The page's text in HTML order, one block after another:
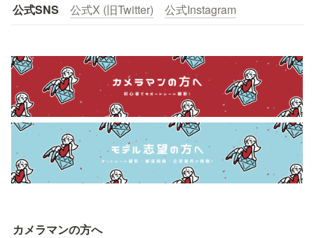
公式SNS 公式X (旧Twitter) 公式Instagram
カメラマンの方へ